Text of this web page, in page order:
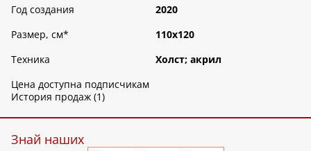
Год создания
2020
Размер, см*
110х120
Техника
Холст; акрил
Цена доступна подписчикам
История продаж (1)
Знай наших